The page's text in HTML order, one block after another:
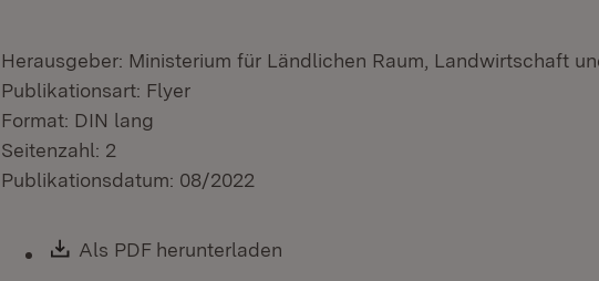
Herausgeber: Ministerium für Ländlichen Raum, Landwirtschaft
Publikationsart: Flyer
Format: DIN lang
Seitenzahl: 2
Publikationsdatum: 08/2022
Download:
Als PDF herunterladen